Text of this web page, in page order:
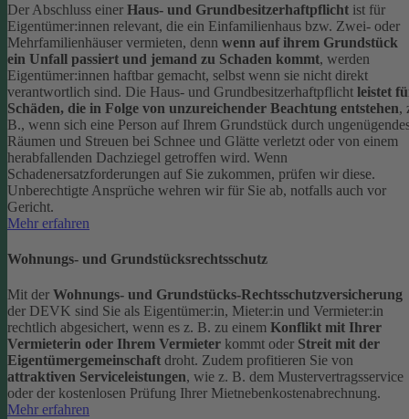
Der Abschluss einer Haus- und Grundbesitzerhaftpflicht ist für
Eigentümer:innen relevant, die ein Einfamilienhaus bzw. Zwei- oder
Mehrfamilienhäuser vermieten, denn wenn auf ihrem Grundstück
ein Unfall passiert und jemand zu Schaden kommt, werden
Eigentümer:innen haftbar gemacht, selbst wenn sie nicht direkt
verantwortlich sind. Die Haus- und Grundbesitzerhaftpflicht leistet
Schäden, die in Folge von unzureichender Beachtung entstehen,
B., wenn sich eine Person auf Ihrem Grundstück durch
Räumen und Streuen bei Schnee und Glätte verletzt oder von einem
herabfallenden Dachziegel getroffen wird. Wenn
Schadenersatzforderungen auf Sie zukommen, prüfen wir diese.
Unberechtigte Ansprüche wehren wir für Sie ab, notfalls auch vor
Gericht.
Mehr erfahren
Wohnungs- und Grundstücksrechtsschutz
Mit der Wohnungs- und Grundstücks-Rechtsschutzversicherung
der DEVK sind Sie als Eigentümer:in, Mieter:in und Vermieter:in
rechtlich abgesichert, wenn es z. B. zu einem Konflikt mit Ihrer
Vermieterin oder Ihrem Vermieter kommt oder Streit mit der
Eigentümergemeinschaft droht. Zudem profitieren Sie von
attraktiven Serviceleistungen, wie z. B. dem Mustervertragsservice
oder der kostenlosen Prüfung Ihrer Mietnebenkostenabrechnung.
Mehr erfahren